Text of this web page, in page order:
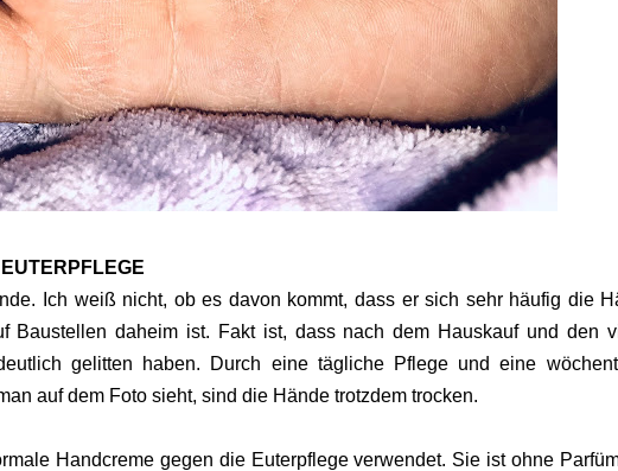
Ich weiß nicht, ob es davon kommt, dass er sich sehr häufig die
Baustellen daheim ist. Fakt ist, dass nach dem Hauskauf und den
gelitten haben. Durch eine tägliche Pflege und eine
auf dem Foto sieht, sind die Hände trotzdem trocken.
Handcreme gegen die Euterpflege verwendet. Sie ist ohne